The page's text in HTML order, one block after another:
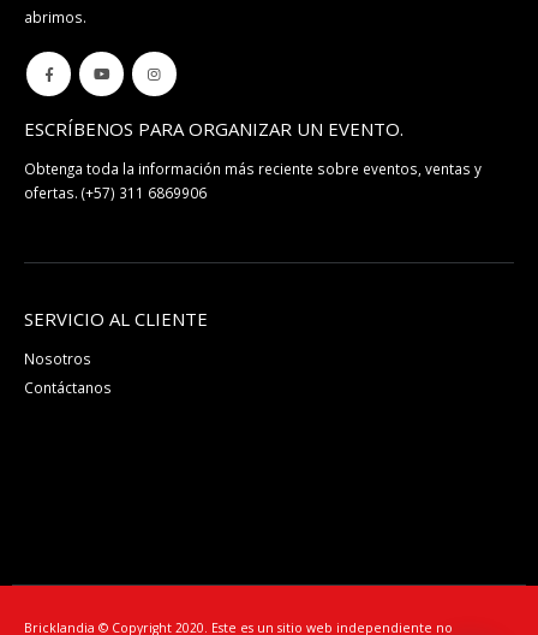
abrimos.
ESCRÍBENOS PARA ORGANIZAR UN EVENTO.
Obtenga toda la información más reciente sobre eventos, ventas y
ofertas. (+57) 311 6869906
SERVICIO AL CLIENTE
Nosotros
Contáctanos
Bricklandia © Copyright 2020. Este es un sitio web independiente no